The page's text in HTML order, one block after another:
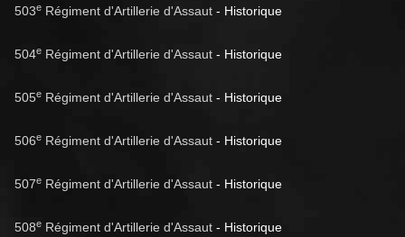
503e Régiment d'Artillerie d'Assaut - Historique
504e Régiment d'Artillerie d'Assaut - Historique
505e Régiment d'Artillerie d'Assaut - Historique
506e Régiment d'Artillerie d'Assaut - Historique
507e Régiment d'Artillerie d'Assaut - Historique
508e Régiment d'Artillerie d'Assaut - Historique